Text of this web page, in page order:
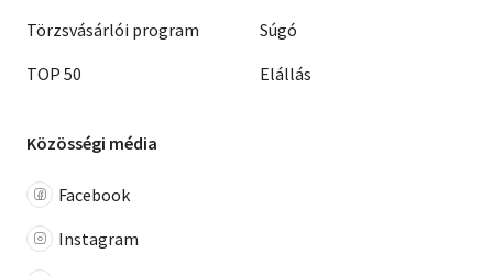
Törzsvásárlói program
TOP 50
Súgó
Elállás
Közösségi média
Facebook
Instagram